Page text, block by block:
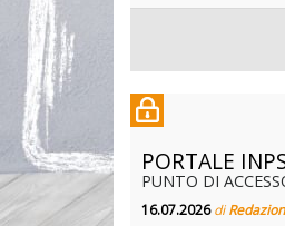
PORTALE
PUNTO DI
16.07.2026di